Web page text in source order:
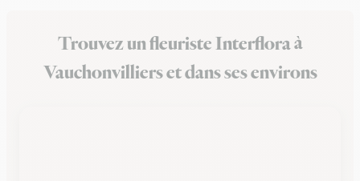
Trouvez un fleuriste Interflora à
Vauchonvilliers et dans ses environs